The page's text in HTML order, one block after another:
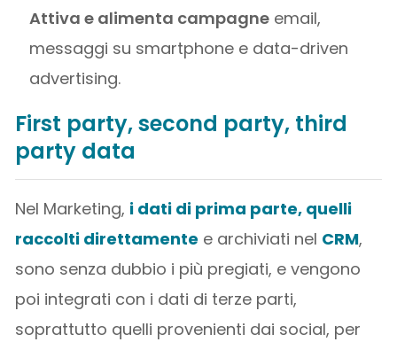
Attiva e alimenta campagne email,
messaggi su smartphone e data-driven
advertising.
First party, second party, third
party data
Nel Marketing, i dati di prima parte, quelli
raccolti direttamente e archiviati nel CRM,
sono senza dubbio i più pregiati, e vengono
poi integrati con i dati di terze parti,
soprattutto quelli provenienti dai social, per